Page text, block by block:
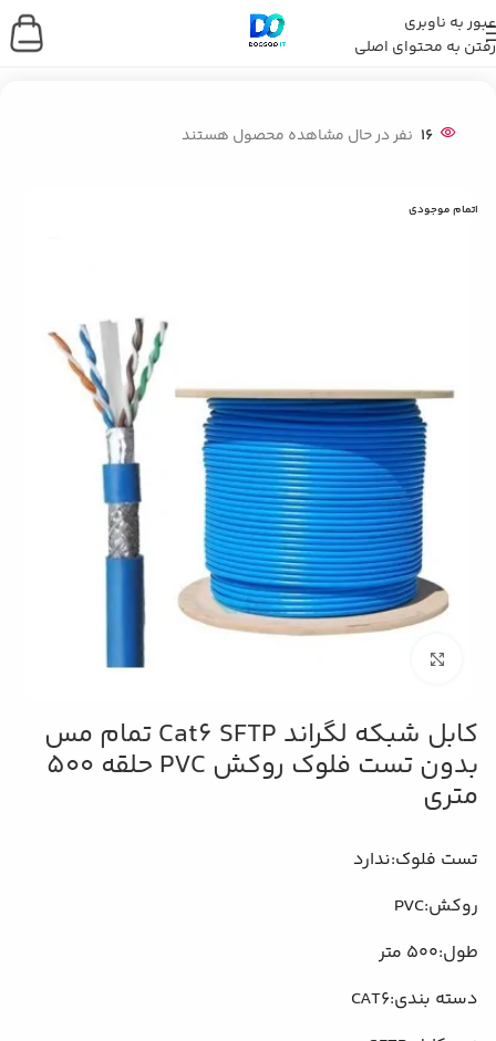
عبور به ناوبری
رفتن به محتوای اصلی
خانه/شبکه و ارتباطات
16 نفر در حال مشاهده محصول هستند
اتمام موجودی
کابل شبکه لگراند Cat6 SFTP تمام مس
بدون تست فلوک روکش PVC حلقه 500
متری
تست فلوک:ندارد
روکش:PVC
طول:500 متر
دسته بندی:CAT6